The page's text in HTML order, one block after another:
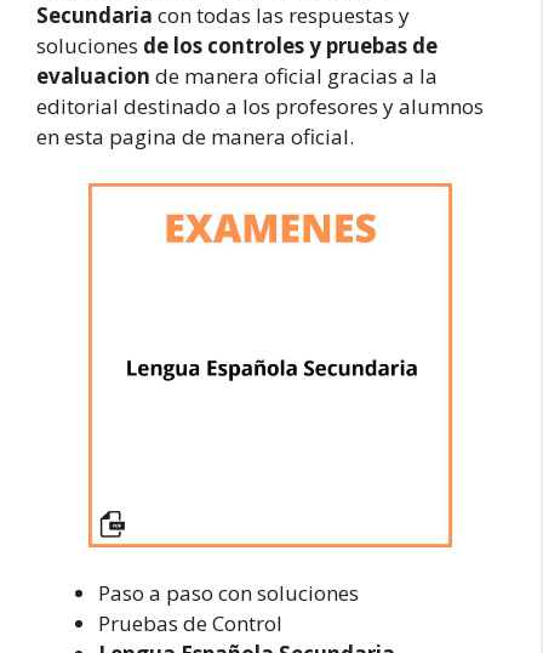
Secundaria con todas las respuestas y
soluciones de los controles y pruebas de
evaluacion de manera oficial gracias a la
editorial destinado a los profesores y alumnos
en esta pagina de manera oficial.
Paso a paso con soluciones
Pruebas de Control